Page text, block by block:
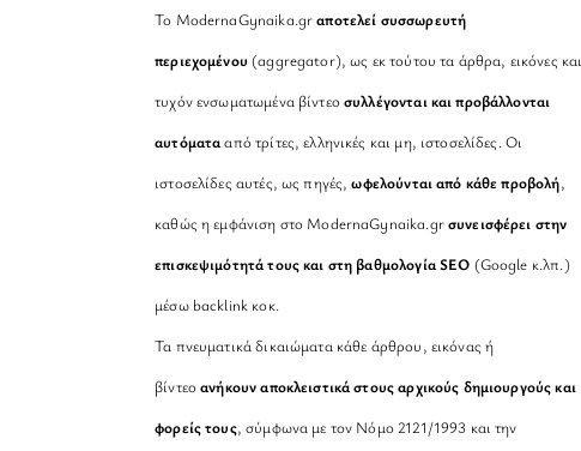
Το ModernaGynaika.grαποτελεί συσσωρευτή
περιεχομένου (aggregator), ως εκ τούτου τα άρθρα, εικόνες και
τυχόν ενσωματωμένα βίντεοσυλλέγονται και προβάλλονται
αυτόματααπό τρίτες, ελληνικές και μη, ιστοσελίδες. Οι
ιστοσελίδες αυτές, ως πηγές,ωφελούνται από κάθε προβολή,
καθώς η εμφάνιση στο ModernaGynaika.grσυνεισφέρει στην
επισκεψιμότητά τους και στη βαθμολογία SEO (Google κ.λπ.)
μέσω backlink κοκ.
Τα πνευματικά δικαιώματα κάθε άρθρου, εικόνας ή
βίντεοανήκουν αποκλειστικά στους αρχικούς δημιουργούς και
φορείς τους, σύμφωνα με τον Νόμο 2121/1993 και την